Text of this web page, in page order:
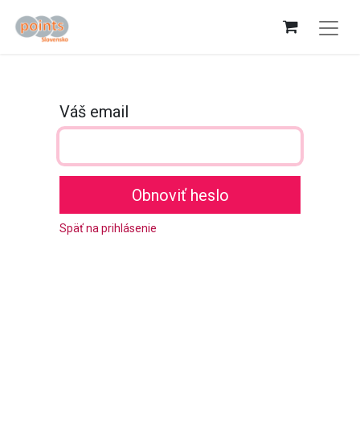
Váš email
Obnoviť heslo
Späť na prihlásenie